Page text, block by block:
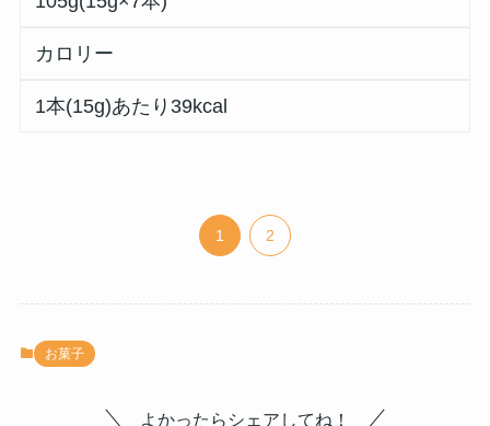
カロリー
1本(15g)あたり39kcal
1 2
お菓子
よかったらシェアしてね！